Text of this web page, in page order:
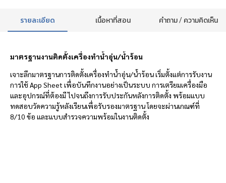
รายละเอียด เนื้อหาที่สอน คำถาม / ความคิดเห็น
มาตรฐานงานติดตั้งเครื่องทำน้ำอุ่น/น้ำร้อน
เจาะลึกมาตรฐานการติดตั้งเครื่องทำน้ำอุ่น/น้ำร้อน เริ่มตั้งแต่การรับงาน
การใช้ App Sheet เพื่อบันทึกงานอย่างเป็นระบบ การเตรียมเครื่องมือ
และอุปกรณ์ที่ต้องมี ไปจนถึงการรับประกันหลังการติดตั้ง พร้อมแบบ
ทดสอบวัดความรู้หลังเรียนเพื่อรับรองมาตรฐาน โดยจะผ่านเกณฑ์ที่
8/10 ข้อ และแบบสำรวจความพร้อมในงานติดตั้ง